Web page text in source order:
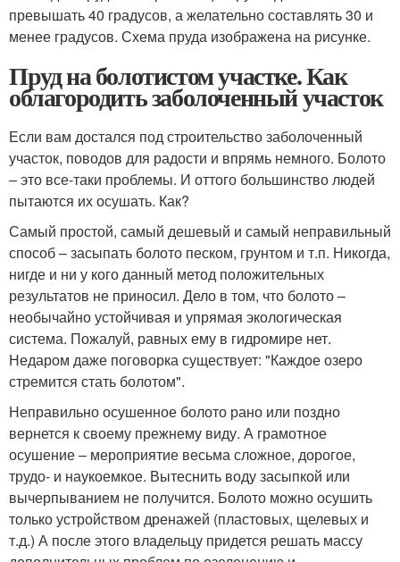
превышать 40 градусов, а желательно составлять 30 и
менее градусов. Схема пруда изображена на рисунке.
Пруд на болотистом участке. Как
облагородить заболоченный участок
Если вам достался под строительство заболоченный
участок, поводов для радости и впрямь немного. Болото
– это все-таки проблемы. И оттого большинство людей
пытаются их осушать. Как?
Самый простой, самый дешевый и самый неправильный
способ – засыпать болото песком, грунтом и т.п. Никогда,
нигде и ни у кого данный метод положительных
результатов не приносил. Дело в том, что болото –
необычайно устойчивая и упрямая экологическая
система. Пожалуй, равных ему в гидромире нет.
Недаром даже поговорка существует: "Каждое озеро
стремится стать болотом".
Неправильно осушенное болото рано или поздно
вернется к своему прежнему виду. А грамотное
осушение – мероприятие весьма сложное, дорогое,
трудо- и наукоемкое. Вытеснить воду засыпкой или
вычерпыванием не получится. Болото можно осушить
только устройством дренажей (пластовых, щелевых и
т.д.) А после этого владельцу придется решать массу